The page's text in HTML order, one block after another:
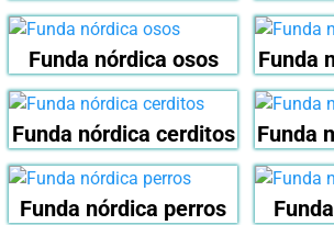
Funda nórdica osos Funda
Funda nórdica cerditos Funda
Funda nórdica perros